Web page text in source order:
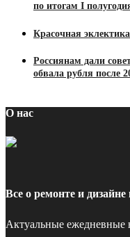
по итогам I
Красочная
Россиянам дали
обвала рубля после
О нас
Все о ремонте и дизайне
Актуальные ежедневные